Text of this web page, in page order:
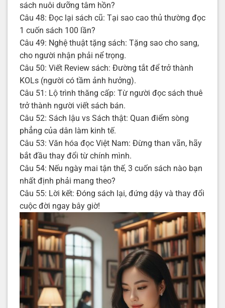
sách nuôi dưỡng tâm hồn?
Câu 48: Đọc lại sách cũ: Tại sao cao thủ thường đọc
1 cuốn sách 100 lần?
Câu 49: Nghệ thuật tặng sách: Tặng sao cho sang,
cho người nhận phải nể trọng.
Câu 50: Viết Review sách: Đường tắt để trở thành
KOLs (người có tầm ảnh hưởng).
Câu 51: Lộ trình thăng cấp: Từ người đọc sách thuê
trở thành người viết sách bán.
Câu 52: Sách lậu vs Sách thật: Quan điểm sòng
phẳng của dân làm kinh tế.
Câu 53: Văn hóa đọc Việt Nam: Đừng than vãn, hãy
bắt đầu thay đổi từ chính mình.
Câu 54: Nếu ngày mai tận thế, 3 cuốn sách nào bạn
nhất định phải mang theo?
Câu 55: Lời kết: Đóng sách lại, đứng dậy và thay đổi
cuộc đời ngay bây giờ!